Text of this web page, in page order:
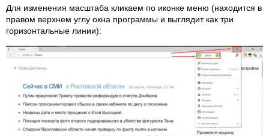
Для изменения масштаба кликаем по иконке меню (находится в
правом верхнем углу окна программы и выглядит как три
горизонтальные линии):